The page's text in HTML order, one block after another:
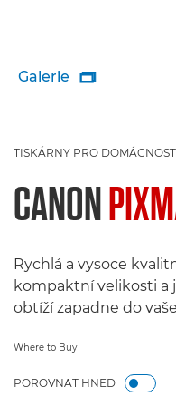
Galerie 
TISKÁRNY PRO
CANON
Rychlá a vysoce
kompaktní velikosti a
obtíží zapadne do
Where to Buy
POROVNAT HNED